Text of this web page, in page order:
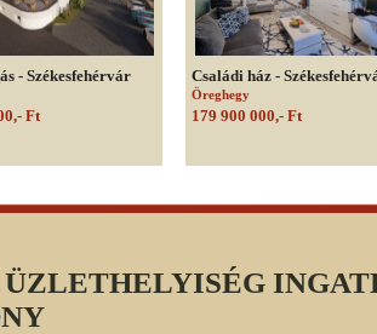
- Székesfehérvár
Ft
Családi ház -
Öreghegy
179 900 000,- Ft